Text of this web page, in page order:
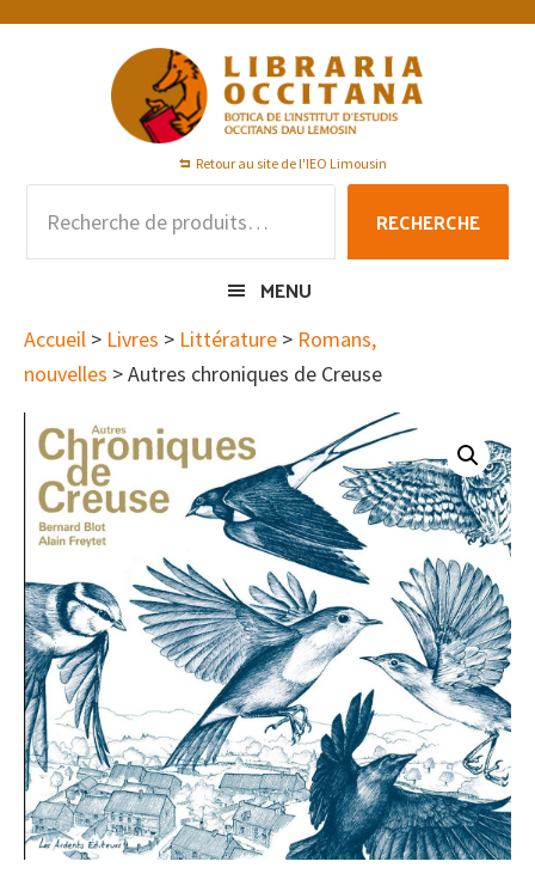
Passer
Passer
Passer
Retour au site de l'IEO Limousin
pour :
RECHERCHE
MENU
Accueil > Livres > Littérature > Romans,
nouvelles > Autres chroniques de Creuse